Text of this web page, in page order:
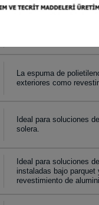
Ideal para soluciones
todo tipo de cubiertas.
La espuma de
exteriores como
Ideal para soluciones
solera.
Ideal para soluciones
instaladas bajo
revestimiento de